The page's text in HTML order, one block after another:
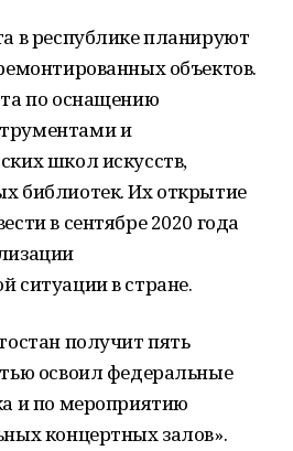
в республике планируют
объектов.
по оснащению
и
школ искусств,
библиотек. Их открытие
в сентябре 2020 года
ситуации в стране.
получит пять
освоил федеральные
и по мероприятию
концертных залов».